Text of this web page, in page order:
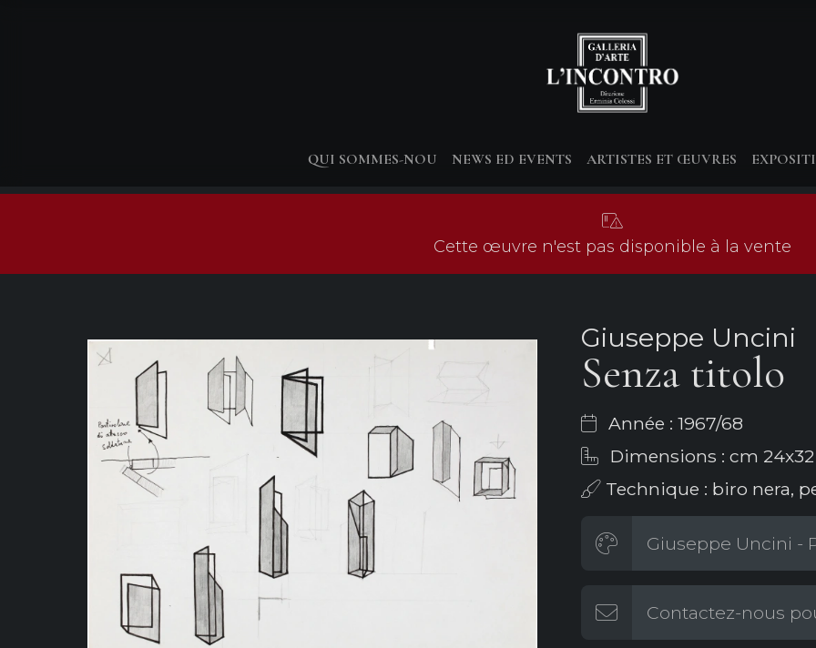
QUI SOMMES-NOU NEWS ED EVENTS ARTISTES ET ŒUVRES
Cette œuvre n'est pas disponible à la vente
Giuseppe Uncini
Senza titolo
Année : 1967/68
Dimensions : cm 24x32
Technique : biro nera,
Giuseppe Uncini -
Contactez-nous